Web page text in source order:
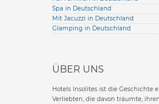
Spa in Deutschland
Mit Jacuzzi in Deutschland
Glamping in Deutschland
ÜBER UNS
Hotels Insolites ist die Geschichte
Verliebten, die davon träumte,